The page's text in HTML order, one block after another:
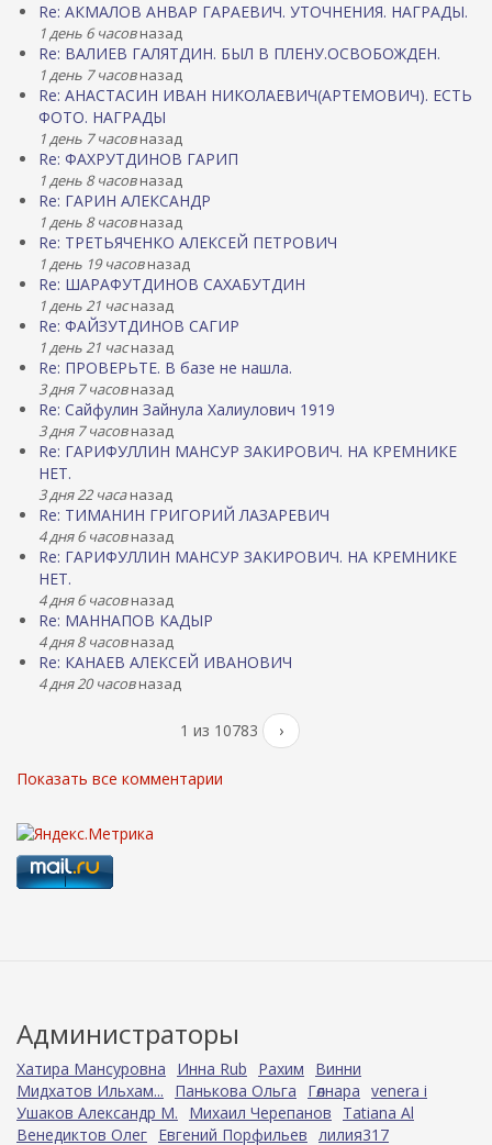
Re: АКМАЛОВ АНВАР ГАРАЕВИЧ. УТОЧНЕНИЯ. НАГРАДЫ.
1 день 6 часовназад
Re: ВАЛИЕВ ГАЛЯТДИН. БЫЛ В ПЛЕНУ.ОСВОБОЖДЕН.
1 день 7 часовназад
Re: АНАСТАСИН ИВАН НИКОЛАЕВИЧ(АРТЕМОВИЧ). ЕСТЬ
ФОТО. НАГРАДЫ
1 день 7 часовназад
Re: ФАХРУТДИНОВ ГАРИП
1 день 8 часовназад
Re: ГАРИН АЛЕКСАНДР
1 день 8 часовназад
Re: ТРЕТЬЯЧЕНКО АЛЕКСЕЙ ПЕТРОВИЧ
1 день 19 часовназад
Re: ШАРАФУТДИНОВ САХАБУТДИН
1 день 21 часназад
Re: ФАЙЗУТДИНОВ САГИР
1 день 21 часназад
Re: ПРОВЕРЬТЕ. В базе не нашла.
3 дня 7 часовназад
Re: Сайфулин Зайнула Халиулович 1919
3 дня 7 часовназад
Re: ГАРИФУЛЛИН МАНСУР ЗАКИРОВИЧ. НА КРЕМНИКЕ
НЕТ.
3 дня 22 часаназад
Re: ТИМАНИН ГРИГОРИЙ ЛАЗАРЕВИЧ
4 дня 6 часовназад
Re: ГАРИФУЛЛИН МАНСУР ЗАКИРОВИЧ. НА КРЕМНИКЕ
НЕТ.
4 дня 6 часовназад
Re: МАННАПОВ КАДЫР
4 дня 8 часовназад
Re: КАНАЕВ АЛЕКСЕЙ ИВАНОВИЧ
4 дня 20 часовназад
1 из 10783 ›
Показать все комментарии
Администраторы
Хатира Мансуровна Инна Rub Рахим
Винни
Мидхатов Ильхам...
Панькова Ольга Гөлнара venera i
Ушаков Александр М.
Михаил Черепанов
Tatiana Al
Венедиктов Олег Евгений Порфильев лилия317